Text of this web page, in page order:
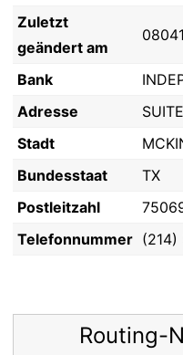
Zuletzt
geändert am
Bank
Adresse
Stadt
Bundesstaat
TX
Postleitzahl
Telefonnummer
Routing-